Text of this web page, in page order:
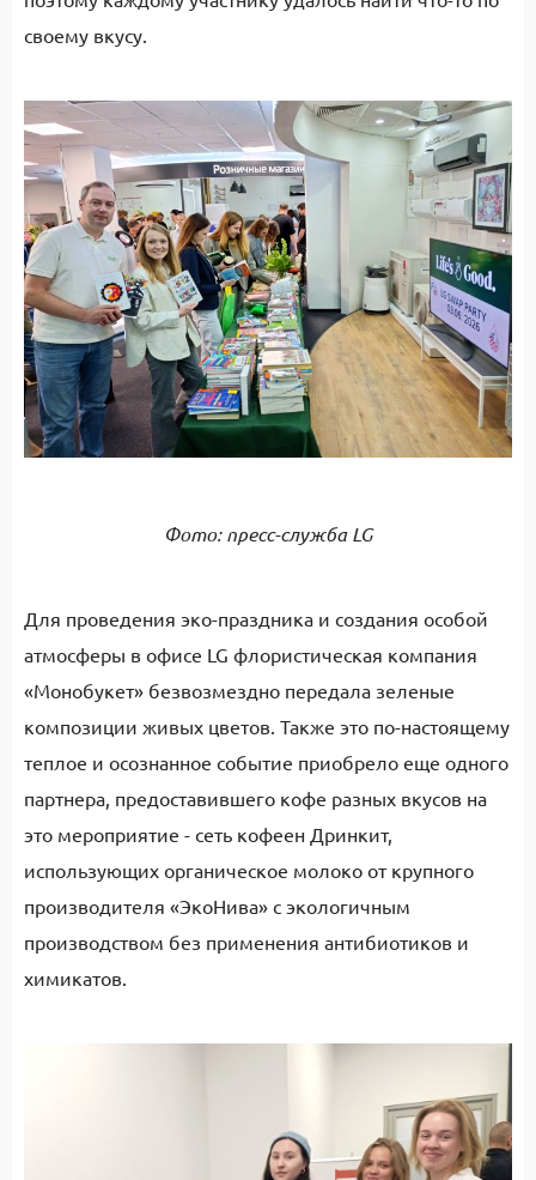
своему вкусу.
Фото: пресс-служба LG
Для проведения эко-праздника и создания особой
атмосферы в офисе LG флористическая компания
«Монобукет» безвозмездно передала зеленые
композиции живых цветов. Также это по-настоящему
теплое и осознанное событие приобрело еще одного
партнера, предоставившего кофе разных вкусов на
это мероприятие - сеть кофеен Дринкит,
использующих органическое молоко от крупного
производителя «ЭкоНива» с экологичным
производством без применения антибиотиков и
химикатов.